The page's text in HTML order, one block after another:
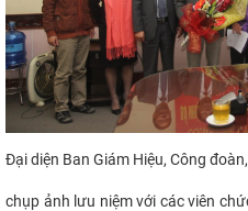
Đại diện Ban Giám Hiệu, Công
chụp ảnh lưu niệmvới các viên